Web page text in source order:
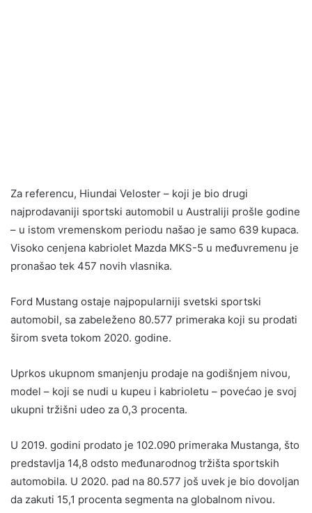
Za referencu, Hiundai Veloster – koji je bio drugi
najprodavaniji sportski automobil u Australiji prošle godine
– u istom vremenskom periodu našao je samo 639 kupaca.
Visoko cenjena kabriolet Mazda MKS-5 u međuvremenu je
pronašao tek 457 novih vlasnika.
Ford Mustang ostaje najpopularniji svetski sportski
automobil, sa zabeleženo 80.577 primeraka koji su prodati
širom sveta tokom 2020. godine.
Uprkos ukupnom smanjenju prodaje na godišnjem nivou,
model – koji se nudi u kupeu i kabrioletu – povećao je svoj
ukupni tržišni udeo za 0,3 procenta.
U 2019. godini prodato je 102.090 primeraka Mustanga, što
predstavlja 14,8 odsto međunarodnog tržišta sportskih
automobila. U 2020. pad na 80.577 još uvek je bio dovoljan
da zakuti 15,1 procenta segmenta na globalnom nivou.